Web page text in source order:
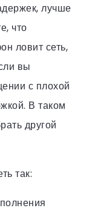
лучше
что
ловит сеть,
вы
с плохой
В таком
другой
так: